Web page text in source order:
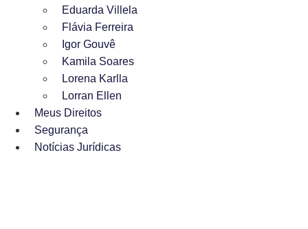
Eduarda Villela
Flávia Ferreira
Igor Gouvê
Kamila Soares
Lorena Karlla
Lorran Ellen
Meus Direitos
Segurança
Notícias Jurídicas